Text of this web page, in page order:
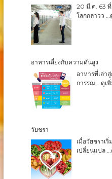
ผู้ป่วยอัมพฤกษ์/อัมพาต
ทับ
ผู้ป่วยที่ต้องให้อาหารทาง
พ่นยา
อาบน้ำ-เช็ดตัว เปลี่ยนเสื้
ร่างกายผู้สูงอายุ
จัดยา จัดอาหาร ป้อนอาหา
ให้อาหารทางสายยาง ดู
ดูแลเรื่องการขับถ่าย พลิก
ช่วยทำกายภาพบำบัดเบื้
ทำความสะอาดบริเวณ-
อายุและซักรีดเสื้อผ้า
และอื่นๆตามความเหมาะ
คอยสังเกตอาการของผู้ป่
20 มี.ค. 63
โลกกล่าวว…
อาหารเสี่ยงกับความดันสูง
อาหารที่เล่า
การรณ…ดูเ
วัยชรา
เมื่อวัยชราเ
เปลี่ยนแปล…